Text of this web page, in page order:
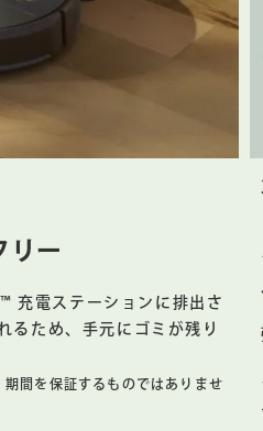
と連携させてオンデマンドで清
ップするか、ロボットのボタン
スタント対応デバイスと連携。
ロゴは、Amazon.comまたはその
およびGoogle Homeは、
ト ＋ AutoEmpty™ 充電ステーシ
つモダンなデザインです。
帯のネットワークが必要で
ボットは清掃のために2.4GHz帯
リー
充電ステーションに排出さ
るため、手元にゴミが残り
間を保証するものではありませ